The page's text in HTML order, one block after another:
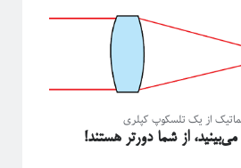
را مدل‌سازی کند؟
از یک تلسکوپ کپلری
از شما دورتر هستند!